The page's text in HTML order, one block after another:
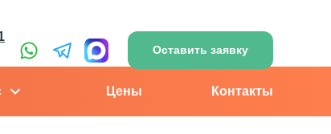
Оставить заявку
Цены Контакты